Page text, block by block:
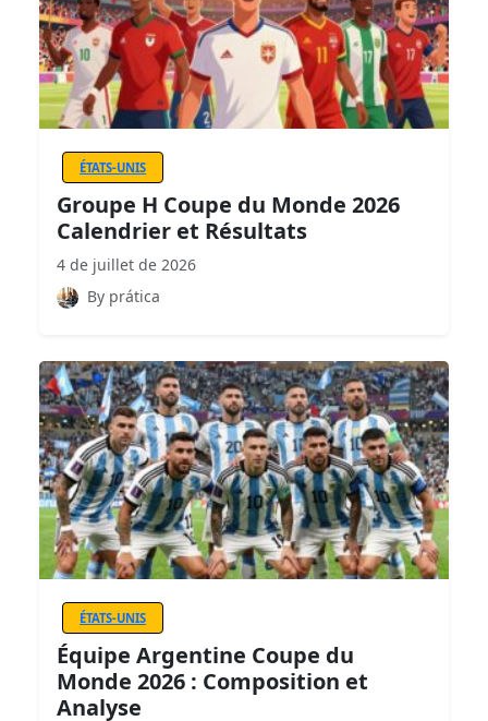
ÉTATS-UNIS
Groupe H Coupe du Monde 2026
Calendrier et Résultats
4 de juillet de 2026
By prática
ÉTATS-UNIS
Équipe Argentine Coupe du
Monde 2026 : Composition et
Analyse